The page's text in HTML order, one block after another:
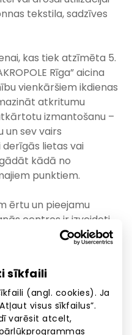
sīkfaili
(angl. cookies). Ja
visus sīkfailus”.
varēsit atcelt,
tekstila, sadzīves
kas tiek atzīmēta 5.
Rīga” aicina
vienkāršiem ikdienas
atkritumu
izmantošanu –
un sev vairs
lietas vai
kādā no
punktiem.
ērtu un pieejamu
centros ir izveidoti
“AKROPOLE Alfa”
Elpa” ziedojumu
elektrotehnikas
šķirošanas
Rīga” aktīvi
sadarbībā ar
uzņēmumu